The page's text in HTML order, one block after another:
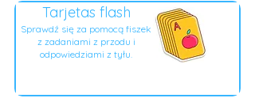
Tarjetas flash
Sprawdź się za pomocą fiszek
z zadaniami z przodu i
odpowiedziami z tyłu.